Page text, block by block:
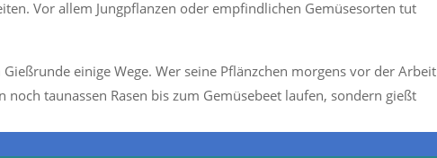
Vor allem Jungpflanzen oder empfindlichen Gemüsesorten tut
einige Wege. Wer seine Pflänzchen morgens vor der Arbeit
taunassen Rasen bis zum Gemüsebeet laufen, sondern gießt